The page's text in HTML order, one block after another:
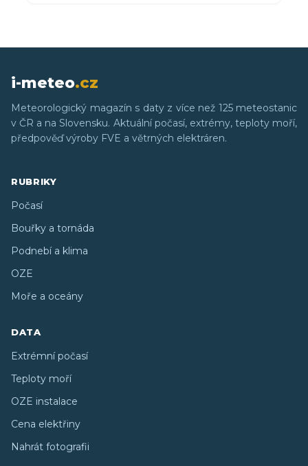
i-meteo.cz
Meteorologický magazín s daty z více než 125 meteostanic
v ČR a na Slovensku. Aktuální počasí, extrémy, teploty moří,
předpověď výroby FVE a větrných elektráren.
RUBRIKY
Počasí
Bouřky a tornáda
Podnebí a klima
OZE
Moře a oceány
DATA
Extrémní počasí
Teploty moří
OZE instalace
Cena elektřiny
Nahrát fotografii